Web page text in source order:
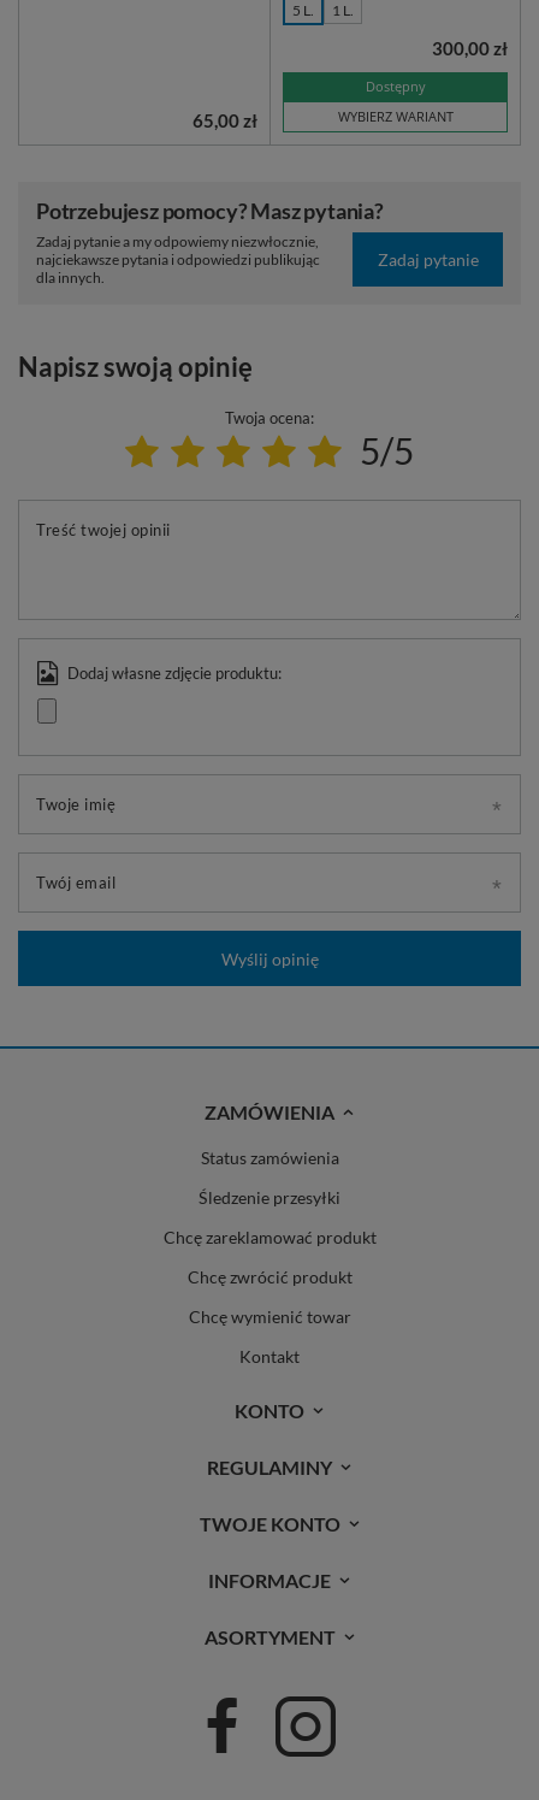
65,00 zł
5 L. 1 L.
Dostępny
WYBIERZ WARIANT
300,00 zł
Potrzebujesz pomocy? Masz pytania?
Zadaj pytanie a my odpowiemy niezwłocznie,
najciekawsze pytania i odpowiedzi publikując
dla innych.
Zadaj pytanie
Napisz swoją opinię
Twoja ocena:
5/5
Treść twojej opinii
Dodaj własne zdjęcie produktu:
Twoje imię
Twój email
Wyślij opinię
ZAMÓWIENIA
Status zamówienia
Śledzenie przesyłki
Chcę zareklamować produkt
Chcę zwrócić produkt
Chcę wymienić towar
Kontakt
KONTO
REGULAMINY
TWOJE KONTO
INFORMACJE
ASORTYMENT